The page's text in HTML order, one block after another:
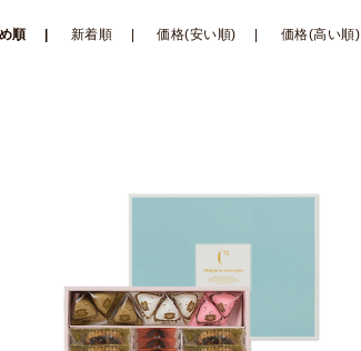
順 新着順 価格(安い順) 価格(高い順)